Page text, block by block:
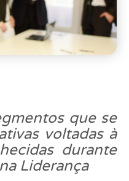
que se
voltadas à
durante
Liderança